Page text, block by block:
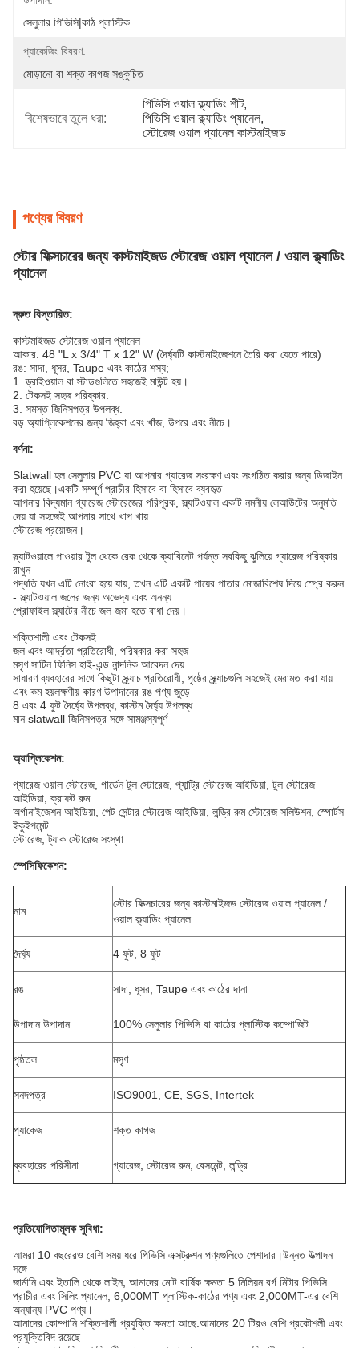
সেলুলার পিভিসি|কাঠ প্লাস্টিক
প্যাকেজিং বিবরণ:
মোড়ানো বা শক্ত কাগজ সঙ্কুচিত
বিশেষভাবে তুলে ধরা:
পিভিসি ওয়াল ক্ল্যাডিং শীট,
পিভিসি ওয়াল ক্ল্যাডিং প্যানেল,
স্টোরেজ ওয়াল প্যানেল কাস্টমাইজড
পণ্যের বিবরণ
স্টোর ফিক্সচারের জন্য কাস্টমাইজড স্টোরেজ ওয়াল প্যানেল / ওয়াল ক্ল্যাডিং
প্যানেল
দ্রুত বিস্তারিত:
কাস্টমাইজড স্টোরেজ ওয়াল প্যানেল
আকার: 48 "L x 3/4" T x 12" W (দৈর্ঘ্যটি কাস্টমাইজেশনে তৈরি করা যেতে পারে)
রঙ: সাদা, ধূসর, Taupe এবং কাঠের শস্য;
1. ড্রাইওয়াল বা স্টাডগুলিতে সহজেই মাউন্ট হয়।
2. টেকসই সহজ পরিষ্কার.
3. সমস্ত জিনিসপত্র উপলব্ধ.
বড় অ্যাপ্লিকেশনের জন্য জিহ্বা এবং খাঁজ, উপরে এবং নীচে।
বর্ণনা:
Slatwall হল সেলুলার PVC যা আপনার গ্যারেজ সংরক্ষণ এবং সংগঠিত করার জন্য ডিজাইন
করা হয়েছে।একটি সম্পূর্ণ প্রাচীর হিসাবে বা হিসাবে ব্যবহৃত
আপনার বিদ্যমান গ্যারেজ স্টোরেজের পরিপূরক, স্ল্যাটওয়াল একটি নমনীয় লেআউটের অনুমতি
দেয় যা সহজেই আপনার সাথে খাপ খায়
স্টোরেজ প্রয়োজন।
স্ল্যাটওয়ালে পাওয়ার টুল থেকে রেক থেকে ক্যাবিনেট পর্যন্ত সবকিছু ঝুলিয়ে গ্যারেজ পরিষ্কার
রাখুন
পদ্ধতি.যখন এটি নোংরা হয়ে যায়, তখন এটি একটি পায়ের পাতার মোজাবিশেষ দিয়ে স্প্রে করুন
- স্ল্যাটওয়াল জলের জন্য অভেদ্য এবং অনন্য
প্রোফাইল স্ল্যাটের নীচে জল জমা হতে বাধা দেয়।
শক্তিশালী এবং টেকসই
জল এবং আর্দ্রতা প্রতিরোধী, পরিষ্কার করা সহজ
মসৃণ সাটিন ফিনিস হাই-এন্ড নান্দনিক আবেদন দেয়
সাধারণ ব্যবহারের সাথে কিছুটা স্ক্র্যাচ প্রতিরোধী, পৃষ্ঠের স্ক্র্যাচগুলি সহজেই মেরামত করা যায়
এবং কম হয়লক্ষণীয় কারণ উপাদানের রঙ পণ্য জুড়ে
8 এবং 4 ফুট দৈর্ঘ্যে উপলব্ধ, কাস্টম দৈর্ঘ্য উপলব্ধ
মান slatwall জিনিসপত্র সঙ্গে সামঞ্জস্যপূর্ণ
অ্যাপ্লিকেশন:
গ্যারেজ ওয়াল স্টোরেজ, গার্ডেন টুল স্টোরেজ, প্যান্ট্রি স্টোরেজ আইডিয়া, টুল স্টোরেজ
আইডিয়া, ক্রাফট রুম
অর্গানাইজেশন আইডিয়া, পেট সেন্টার স্টোরেজ আইডিয়া, লন্ড্রি রুম স্টোরেজ সলিউশন, স্পোর্টস
ইকুইপমেন্ট
স্টোরেজ, ট্যাক স্টোরেজ সংস্থা
স্পেসিফিকেশন:
নাম
স্টোর ফিক্সচারের জন্য কাস্টমাইজড স্টোরেজ ওয়াল প্যানেল /
ওয়াল ক্ল্যাডিং প্যানেল
দৈর্ঘ্য 4 ফুট, 8 ফুট
রঙ সাদা, ধূসর, Taupe এবং কাঠের দানা
উপাদান উপাদান 100% সেলুলার পিভিসি বা কাঠের প্লাস্টিক কম্পোজিট
পৃষ্ঠতল মসৃণ
সনদপত্র ISO9001, CE, SGS, Intertek
প্যাকেজ শক্ত কাগজ
ব্যবহারের পরিসীমা গ্যারেজ, স্টোরেজ রুম, বেসমেন্ট, লন্ড্রি
প্রতিযোগিতামূলক সুবিধা:
আমরা 10 বছরেরও বেশি সময় ধরে পিভিসি এক্সট্রুশন পণ্যগুলিতে পেশাদার।উন্নত উত্পাদন
সঙ্গে
জার্মানি এবং ইতালি থেকে লাইন, আমাদের মোট বার্ষিক ক্ষমতা 5 মিলিয়ন বর্গ মিটার পিভিসি
প্রাচীর এবং সিলিং প্যানেল, 6,000MT প্লাস্টিক-কাঠের পণ্য এবং 2,000MT-এর বেশি
অন্যান্য PVC পণ্য।
আমাদের কোম্পানি শক্তিশালী প্রযুক্তি ক্ষমতা আছে.আমাদের 20 টিরও বেশি প্রকৌশলী এবং
প্রযুক্তিবিদ রয়েছে